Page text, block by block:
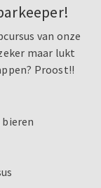
van onze
maar lukt
Proost!!